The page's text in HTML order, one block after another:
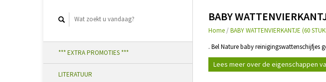
*** EXTRA PROMOTIES ***
LITERATUUR
BABY
Home /BABY WATTENVIERKANTJE (60
. Bel Nature baby reinigingswattenschijfjes
Lees meer over de eigenschappen